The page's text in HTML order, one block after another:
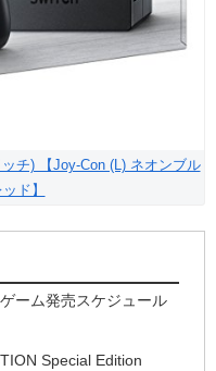
チ) 【Joy-Con (L) ネオンブル
ド】
ーム発売スケジュール
Special Edition